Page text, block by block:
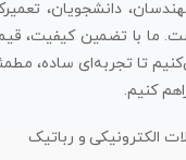
دانشجویان،
ما با تضمین کیفیت،
تا تجربه‌ای ساده،
کنیم.
الکترونیکی و رباتیک